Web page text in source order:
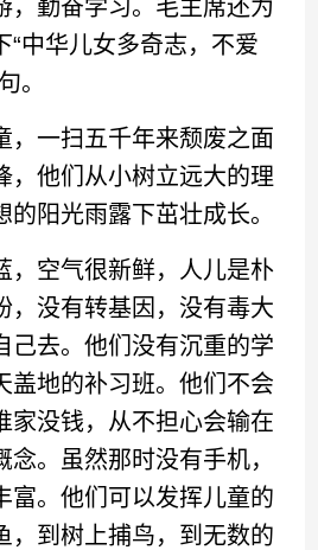
，勤奋学习。毛主席还为
“中华儿女多奇志，不爱
。
一扫五千年来颓废之面
，他们从小树立远大的理
阳光雨露下茁壮成长。
空气很新鲜，人儿是朴
，没有转基因，没有毒大
己去。他们没有沉重的学
盖地的补习班。他们不会
家没钱，从不担心会输在
。虽然那时没有手机，
富。他们可以发挥儿童的
，到树上捕鸟，到无数的